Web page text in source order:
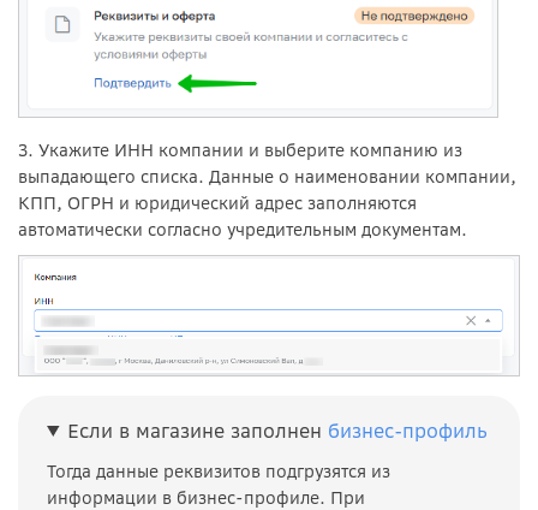
3. Укажите ИНН компании и выберите компанию из
выпадающего списка. Данные о наименовании компании,
КПП, ОГРН и юридический адрес заполняются
автоматически согласно учредительным документам.
Если в магазине заполнен бизнес-профиль
Тогда данные реквизитов подгрузятся из
информации в бизнес-профиле. При